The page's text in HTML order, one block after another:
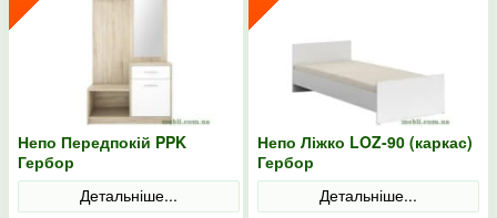
Непо Передпокій PPK
Гербор
Детальніше...
Непо Ліжко LOZ-90 (каркас)
Гербор
Детальніше...